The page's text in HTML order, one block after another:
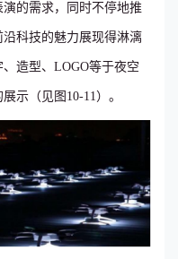
的需求，同时不停地推
科技的魅力展现得淋漓
造型、LOGO等于夜空
示（见图10-11）。